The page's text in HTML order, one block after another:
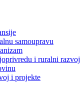
samoupravu
i ruralni razvoj
i projekte